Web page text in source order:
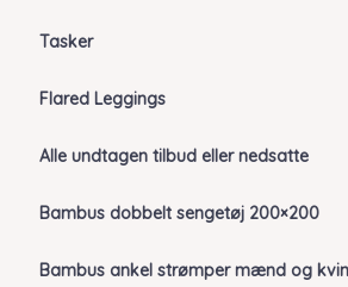
Tasker
Flared Leggings
Alle undtagen tilbud eller nedsatte
Bambus dobbelt sengetøj 200×200
Bambus ankel strømper mænd og